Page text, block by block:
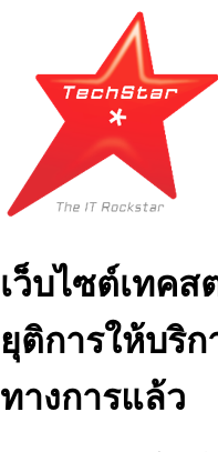
เว็บไซต์เทคส
ยุติการให้บริก
ทางการแล้ว